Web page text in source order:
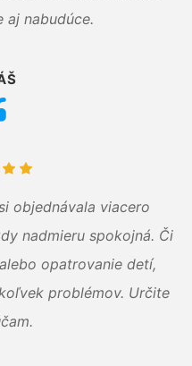
aj nabudúce.
objednávala viacero
nadmieru spokojná. Či
opatrovanie detí,
problémov. Určite